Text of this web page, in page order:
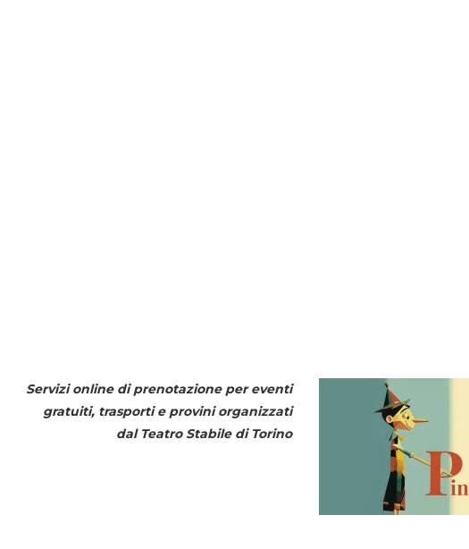
Servizi online di prenotazione per eventi
gratuiti, trasporti e provini organizzati
dal Teatro Stabile di Torino